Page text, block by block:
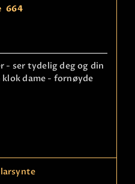
664
- ser tydelig deg og din
dame - fornøyde